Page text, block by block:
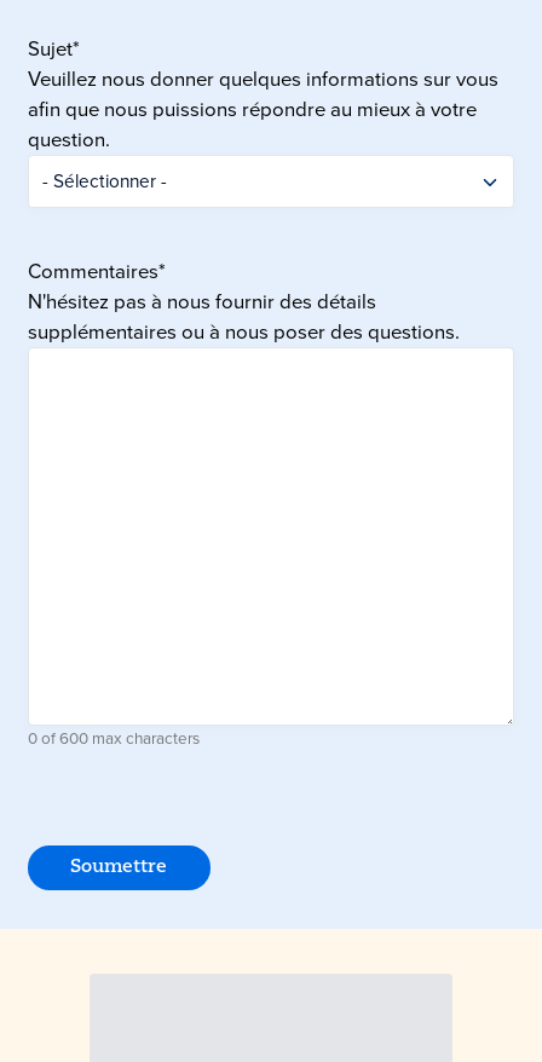
Sujet*
Veuillez nous donner quelques informations sur vous
afin que nous puissions répondre au mieux à votre
question.
Commentaires*
N'hésitez pas à nous fournir des détails
supplémentaires ou à nous poser des questions.
0 of 600 max characters
Soumettre